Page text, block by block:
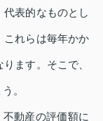
表的なものとし
これらは毎年かか
ます。そこで、
。
動産の評価額に